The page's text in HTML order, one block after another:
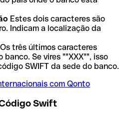
Estes dois caracteres são
Indicam a localização da
Os três últimos caracteres
banco. Se vires ""XXX"", isso
SWIFT da sede do banco.
com Qonto
Código Swift